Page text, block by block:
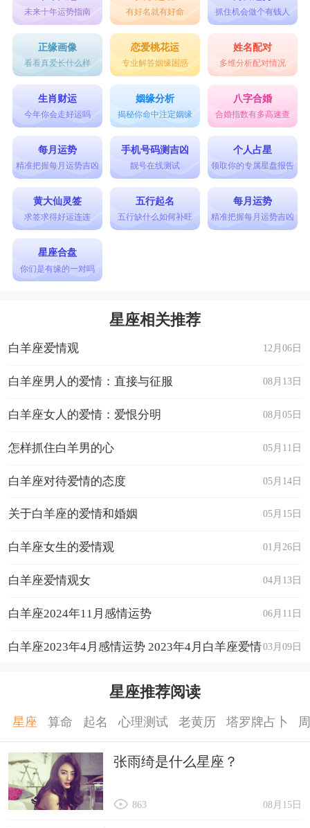
未来十年运势指南 有好名就有好命 抓住机会做个有钱人
正缘画像
看看真爱长什么样
恋爱桃花运
专业解答姻缘困惑
姓名配对
多维分析配对情况
生肖财运
今年你会走好运吗
姻缘分析
揭秘你命中注定姻缘
八字合婚
合婚指数有多高速查
每月运势
精准把握每月运势吉凶
手机号码测吉凶
靓号在线测试
个人占星
领取你的专属星盘报告
黄大仙灵签
求签求得好运连连
五行起名
五行缺什么如何补旺
每月运势
精准把握每月运势吉凶
星座合盘
你们是有缘的一对吗
星座相关推荐
12月06日
白羊座爱情观
08月13日
白羊座男人的爱情：直接与征服
08月05日
白羊座女人的爱情：爱恨分明
05月11日
怎样抓住白羊男的心
05月14日
白羊座对待爱情的态度
05月15日
关于白羊座的爱情和婚姻
01月26日
白羊座女生的爱情观
04月13日
白羊座爱情观女
06月11日
白羊座2024年11月感情运势
03月09日
白羊座2023年4月感情运势 2023年4月白羊座爱情
星座推荐阅读
星座 算命 起名 心理测试 老黄历 塔罗牌占卜
张雨绮是什么星座？
08月15日
863